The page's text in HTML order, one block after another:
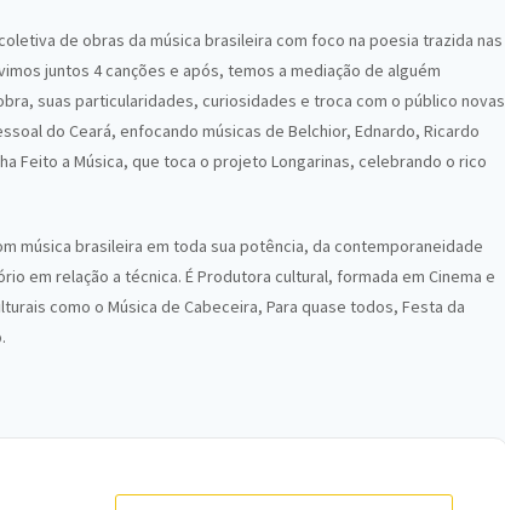
de obras da música brasileira com foco na poesia trazida nas
juntos 4 canções e após, temos a mediação de alguém
suas particularidades, curiosidades e troca com o público novas
do Ceará, enfocando músicas de Belchior, Ednardo, Ricardo
Feito a Música, que toca o projeto Longarinas, celebrando o rico
música brasileira em toda sua potência, da contemporaneidade
em relação a técnica. É Produtora cultural, formada em Cinema e
como o Música de Cabeceira, Para quase todos, Festa da